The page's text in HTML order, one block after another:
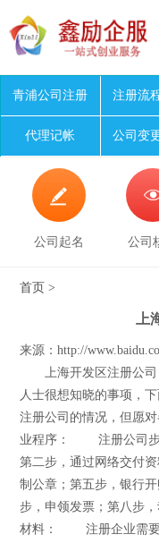
青浦公司注册 注册流
代理记帐 公司变

公司起名 公司
首页 >
上
来源：http://
上海开发区注册公
人士很想知晓的事项，
注册公司的情况，但
业程序： 注册公司步
第二步，通过网络交付
制公章；第五步，银行
步，申领发票；第八
材料： 注册企业需要